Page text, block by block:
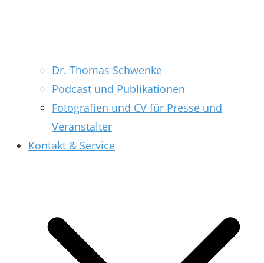
Dr. Thomas Schwenke
Podcast und Publikationen
Fotografien und CV für Presse und
Veranstalter
Kontakt & Service